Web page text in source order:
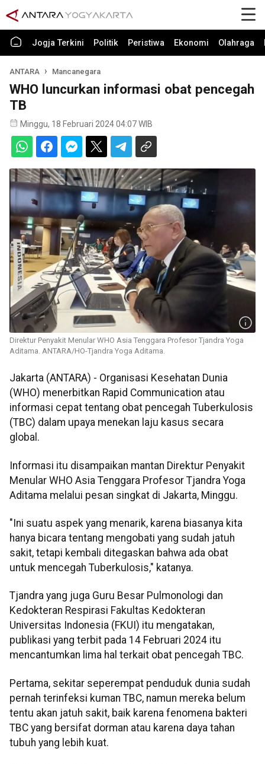
Jogja Terkini Politik Peristiwa Ekonomi Olahraga
ANTARA Mancanegara
WHO luncurkan informasi obat pencegah
TB
Minggu, 18 Februari 2024 04:07 WIB
Direktur Penyakit Menular WHO Asia Tenggara Profesor Tjandra Yoga
Aditama. ANTARA/HO-Tjandra Yoga Aditama.
Jakarta (ANTARA) - Organisasi Kesehatan Dunia
(WHO) menerbitkan Rapid Communication atau
informasi cepat tentang obat pencegah Tuberkulosis
(TBC) dalam upaya menekan laju kasus secara
global.
Informasi itu disampaikan mantan Direktur Penyakit
Menular WHO Asia Tenggara Profesor Tjandra Yoga
Aditama melalui pesan singkat di Jakarta, Minggu.
"Ini suatu aspek yang menarik, karena biasanya kita
hanya bicara tentang mengobati yang sudah jatuh
sakit, tetapi kembali ditegaskan bahwa ada obat
untuk mencegah Tuberkulosis," katanya.
Tjandra yang juga Guru Besar Pulmonologi dan
Kedokteran Respirasi Fakultas Kedokteran
Universitas Indonesia (FKUI) itu mengatakan,
publikasi yang terbit pada 14 Februari 2024 itu
mencantumkan lima hal terkait obat pencegah TBC.
Pertama, sekitar seperempat penduduk dunia sudah
pernah terinfeksi kuman TBC, namun mereka belum
tentu akan jatuh sakit, baik karena fenomena bakteri
TBC yang bersifat dorman atau karena daya tahan
tubuh yang lebih kuat.